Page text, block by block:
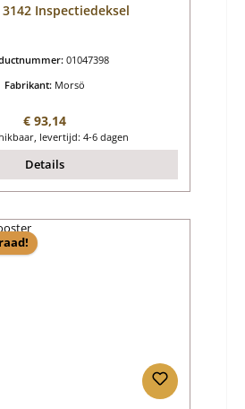
Inspectiedeksel
01047398
Fabrikant: Morsö
Normale prijs:
€ 93,14
levertijd: 4-6 dagen
Details